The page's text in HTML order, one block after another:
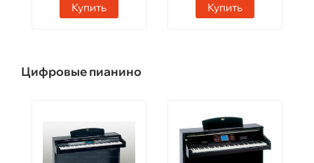
Купить
Купить
Цифровые пианино